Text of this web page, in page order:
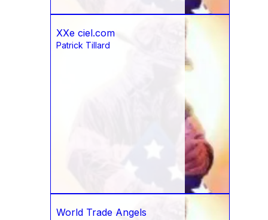
XXe ciel.com
Patrick Tillard
World Trade Angels